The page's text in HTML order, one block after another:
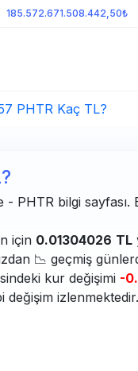
185.572.671.508.442,50₺
PHTR Kaç TL?
PHTR bilgi
için 0.01304026 TL
📉 geçmiş
kur değişimi -
değişim izlenmektedir.